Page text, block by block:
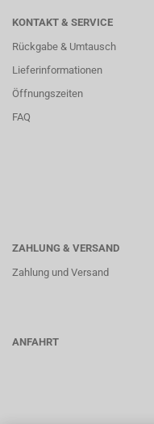
KONTAKT & SERVICE
Rückgabe & Umtausch
Lieferinformationen
Öffnungszeiten
FAQ
ZAHLUNG & VERSAND
Zahlung und Versand
ANFAHRT